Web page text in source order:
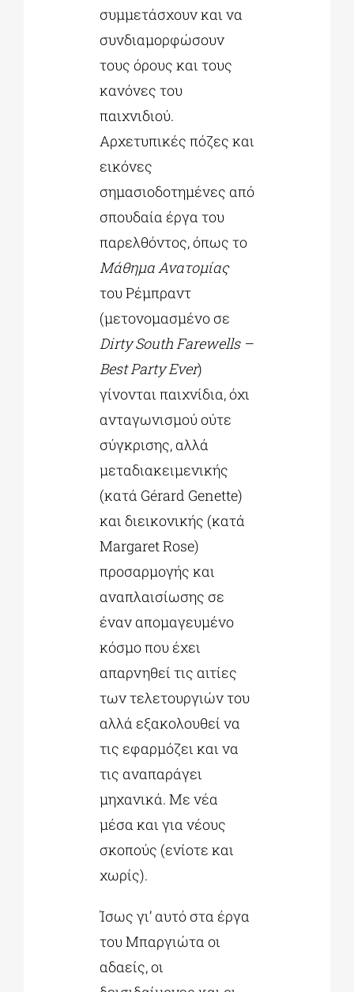
συμμετάσχουν και να
συνδιαμορφώσουν
τους όρους και τους
κανόνες του
παιχνιδιού.
Αρχετυπικές πόζες και
εικόνες
σημασιοδοτημένες από
σπουδαία έργα του
παρελθόντος, όπως το
Μάθημα Ανατομίας
του Ρέμπραντ
(μετονομασμένο σε
DirtySouthFarewells –
BestPartyEver)
γίνονται παιχνίδια, όχι
ανταγωνισμού ούτε
σύγκρισης, αλλά
μεταδιακειμενικής
(κατά Gérard Genette)
και διεικονικής (κατά
Margaret Rose)
προσαρμογής και
αναπλαισίωσης σε
έναν απομαγευμένο
κόσμο που έχει
απαρνηθεί τις αιτίες
των τελετουργιών του
αλλά εξακολουθεί να
τις εφαρμόζει και να
τις αναπαράγει
μηχανικά. Με νέα
μέσα και για νέους
σκοπούς (ενίοτε και
χωρίς).
Ίσως γι’ αυτό στα έργα
του Μπαργιώτα οι
αδαείς, οι